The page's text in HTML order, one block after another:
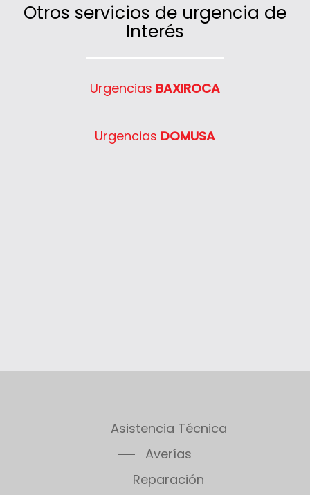
Otros servicios de urgencia de
Interés
Urgencias BAXIROCA
Urgencias DOMUSA
Asistencia Técnica
Averías
Reparación